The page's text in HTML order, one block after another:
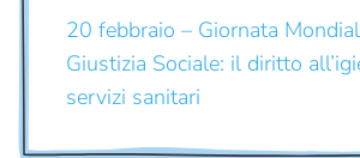
20 febbraio – Giornata
Giustizia Sociale: il diritto
servizi sanitari